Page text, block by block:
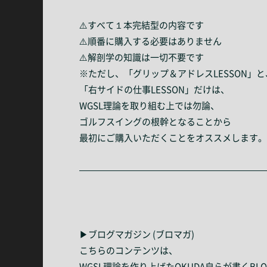
⚠️すべて１本完結型の内容です
⚠️順番に購入する必要はありません
⚠️解剖学の知識は一切不要です
※ただし、「グリップ＆アドレスLESSON」と
「右サイドの仕事LESSON」だけは、
WGSL理論を取り組む上では勿論、
ゴルフスイングの根幹となることから
最初にご購入いただくことをオススメします。
▶ブログマガジン (ブロマガ)
こちらのコンテンツは、